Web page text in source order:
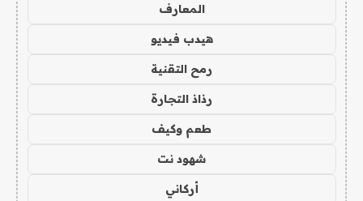
المعارف
هيدب فيديو
رمح التقنية
رذاذ التجارة
طعم وكيف
شهود نت
أركاني